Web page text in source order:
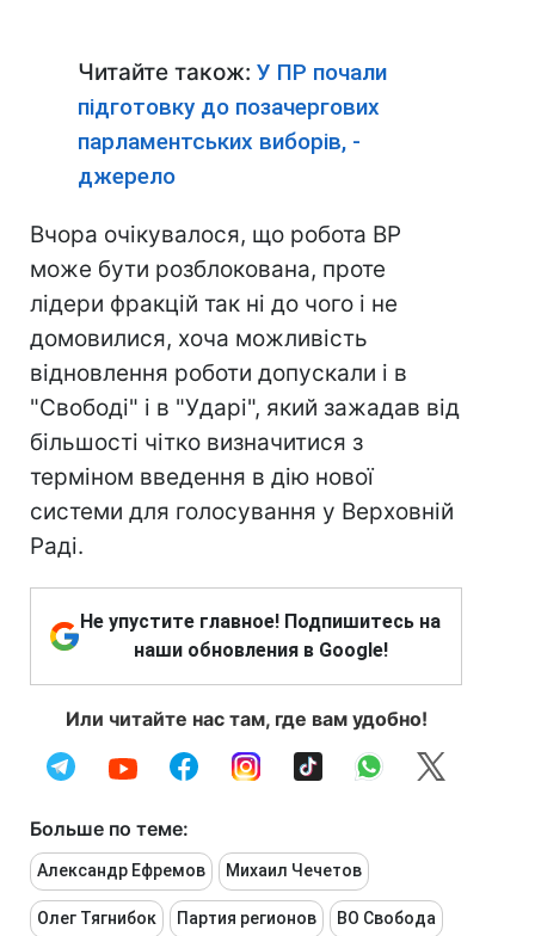
Читайте також: У ПР почали
підготовку до позачергових
парламентських виборів, -
джерело
Вчора очікувалося, що робота ВР
може бути розблокована, проте
лідери фракцій так ні до чого і не
домовилися, хоча можливість
відновлення роботи допускали і в
"Свободі" і в "Ударі", який зажадав від
більшості чітко визначитися з
терміном введення в дію нової
системи для голосування у Верховній
Раді.
Не упустите главное! Подпишитесь на
наши обновления в Google!
Или читайте нас там, где вам удобно!
Больше по теме:
Александр Ефремов Михаил Чечетов
Олег Тягнибок Партия регионов ВО Свобода